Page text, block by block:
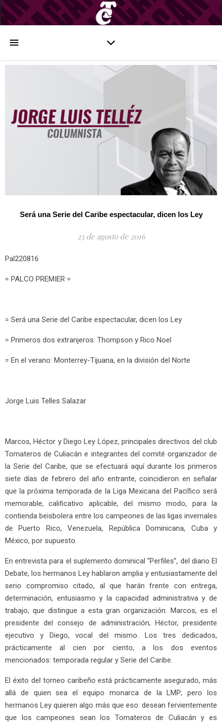
Será una Serie del Caribe espectacular, dicen los Ley
23 de agosto de 2016
Pal220816
= PALCO PREMIER =
= Será una Serie del Caribe espectacular, dicen los Ley
= Primeros dos extranjeros: Thompson y Rico Noel
= En el verano: Monterrey-Tijuana, en la división del Norte
Jorge Luis Telles Salazar
Marcos, Héctor y Diego Ley López, principales directivos del club
Tomateros de Culiacán e integrantes del comité organizador de
la Serie del Caribe, que se efectuará aquí durante los primeros
siete días de febrero del año entrante, coincidieron en señalar
que la próxima temporada de la Liga Mexicana del Pacífico será
memorable, calificativo aplicable, del mismo modo, para la
contienda beisbolera entre los campeones de las ligas invernales
de Puerto Rico, Venezuela, República Dominicana, Cuba y
México, por supuesto.
En entrevista para el suplemento dominical “Perfiles”, del diario El
Debate, los hermanos Ley hablaron amplia y entusiastamente del
serio compromiso citado, al que harán frente con entrega,
determinación, entusiasmo y la capacidad administrativa y de
trabajo, que distingue a esta gran organización. Marcos, es el
presidente del consejo de administración; Héctor, presidente
ejecutivo y Diego, vocal del mismo. Los tres dedicados,
prácticamente al cien por ciento, a los dos eventos
mencionados: temporada regular y Serie del Caribe.
El éxito del torneo caribeño está prácticamente asegurado, más
allá de quien sea el equipo monarca de la LMP; pero los
hermanos Ley quieren algo más que eso: desean fervientemente
que los campeones sean los Tomateros de Culiacán y es